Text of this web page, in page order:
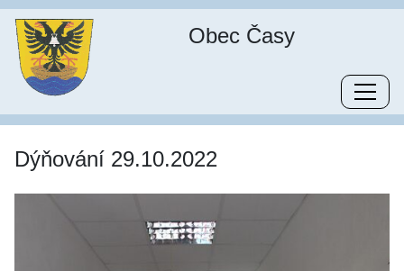
Obec Časy
Dýňování 29.10.2022